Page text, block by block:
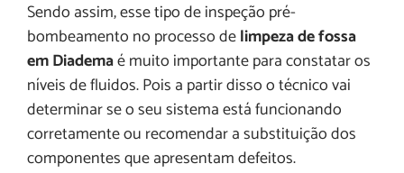
Sendo assim, esse tipo de inspeção pré-
bombeamento no processo delimpeza de fossa
em Diademaé muito importante para constatar os
níveis de fluidos. Pois a partir disso o técnico vai
determinar se o seu sistema está funcionando
corretamente ou recomendar a substituição dos
componentes que apresentam defeitos.